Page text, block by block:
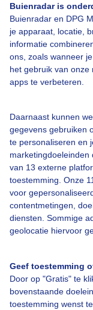
Buienradar is
Buienradar en DPG
je apparaat, locatie,
informatie
ons, zoals wanneer
het gebruik van onze
apps te verbeteren.
Daarnaast kunnen
gegevens gebruiken
te personaliseren en
van 13 externe
toestemming. Onze
voor
contentmetingen,
diensten. Sommige
geolocatie hiervoor
Geef toestemming
Door op "Gratis" te
bovenstaande
toestemming wenst
Bekijk slideshow
Over
Bedrijfsgegevens
Contact
Toegankelijkheid